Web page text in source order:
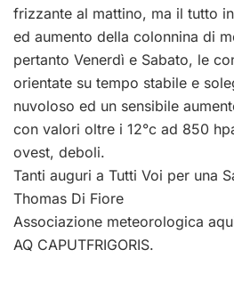
frizzante al mattino, ma il tutto
ed aumento della colonnina di
pertanto Venerdì e Sabato, le
orientate su tempo stabile e
nuvoloso ed un sensibile
con valori oltre i 12°c ad 850
ovest, deboli.
Tanti auguri a Tutti Voi per una
Thomas Di Fiore
Associazione meteorologica
AQ CAPUTFRIGORIS.